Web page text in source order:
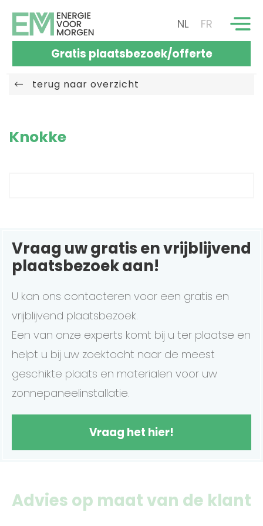
NL FR
Gratis plaatsbezoek/offerte
terug naar overzicht
Knokke
Vraag uw gratis en vrijblijvend
plaatsbezoek aan!
U kan ons contacteren voor een gratis en
vrijblijvend plaatsbezoek.
Een van onze experts komt bij u ter plaatse en
helpt u bij uw zoektocht naar de meest
geschikte plaats en materialen voor uw
zonnepaneelinstallatie.
Vraag het hier!
Advies op maat van de klant